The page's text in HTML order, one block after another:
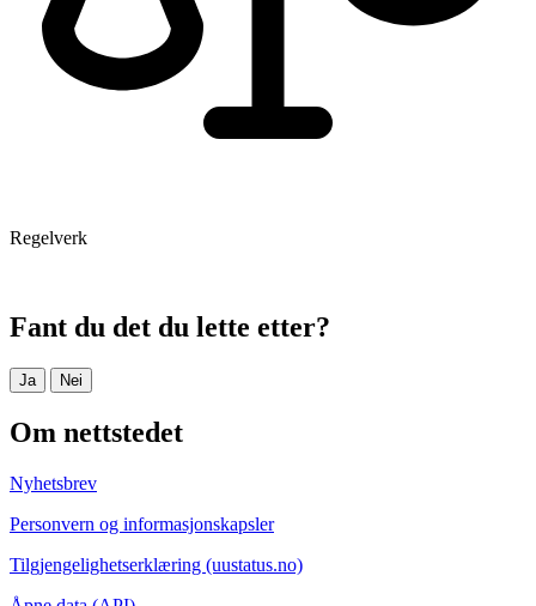
Regelverk
Fant du det du lette etter?
Ja Nei
Om nettstedet
Nyhetsbrev
Personvern og informasjonskapsler
Tilgjengelighetserklæring (uustatus.no)